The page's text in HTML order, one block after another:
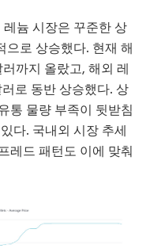
늄 시장은 꾸준한 상
으로 상승했다. 현재 해
까지 올랐고, 해외 레
로 동반 상승했다. 상
통 물량 부족이 뒷받침
다. 국내외 시장 추세
레드 패턴도 이에 맞춰